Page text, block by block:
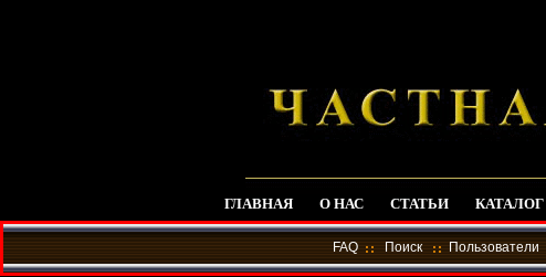
ГЛАВНАЯ О НАС СТАТЬИ КАТАЛОГ
FAQ Поиск Пользователи